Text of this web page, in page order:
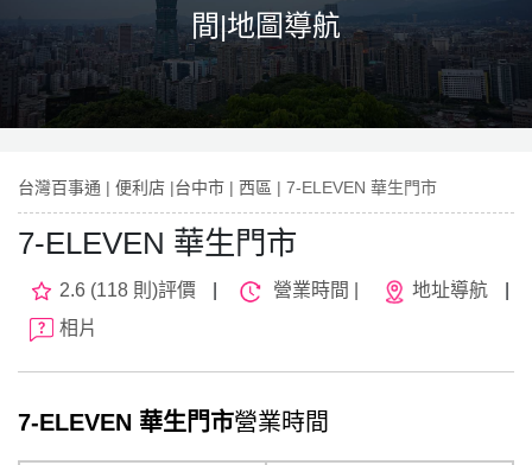
間|地圖導航
台灣百事通 | 便利店 |台中市 | 西區 | 7-ELEVEN 華生門市
7-ELEVEN 華生門市
2.6 (118 則)評價 營業時間 | 地址導航
相片
7-ELEVEN 華生門市營業時間